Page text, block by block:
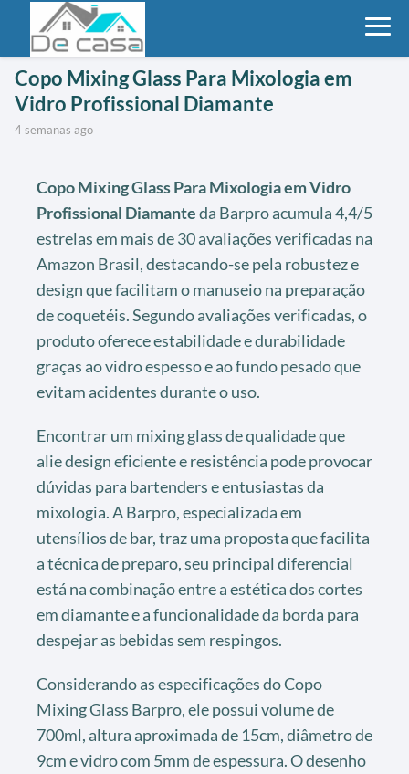
Copo Mixing Glass Para Mixologia em
Vidro Profissional Diamante
4 semanas ago
Copo Mixing Glass Para Mixologia em Vidro
Profissional Diamanteda Barpro acumula 4,4/5
estrelas em mais de 30 avaliações verificadas na
Amazon Brasil, destacando-se pela robustez e
design que facilitam o manuseio na preparação
de coquetéis. Segundo avaliações verificadas, o
produto oferece estabilidade e durabilidade
graças ao vidro espesso e ao fundo pesado que
evitam acidentes durante o uso.
Encontrar um mixing glass de qualidade que
alie design eficiente e resistência pode provocar
dúvidas para bartenders e entusiastas da
mixologia. A Barpro, especializada em
utensílios de bar, traz uma proposta que facilita
a técnica de preparo, seu principal diferencial
está na combinação entre a estética dos cortes
em diamante e a funcionalidade da borda para
despejar as bebidas sem respingos.
Considerando as especificações do Copo
Mixing Glass Barpro, ele possui volume de
700ml, altura aproximada de 15cm, diâmetro de
9cm e vidro com 5mm de espessura. O desenho